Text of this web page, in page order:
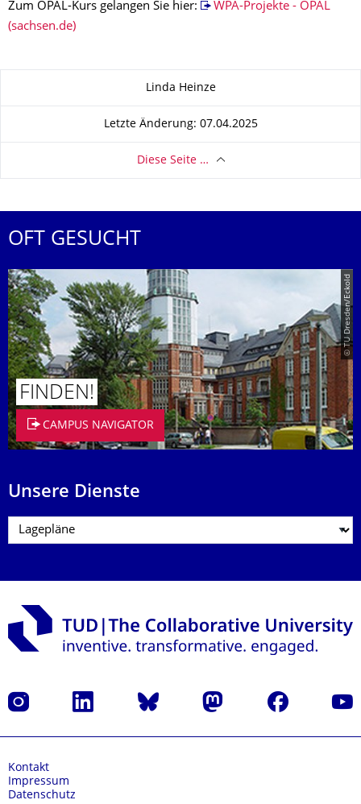
Zum OPAL-Kurs gelangen Sie hier:
WPA-Projekte - OPAL
(sachsen.de)
Linda Heinze
Letzte Änderung: 07.04.2025
Diese Seite …
OFT GESUCHT
© TU Dresden/Eckold
FINDEN!
CAMPUS NAVIGATOR
Unsere Dienste
Instagram LinkedIn Bluesky Mastodon Facebook
Kontakt
Impressum
Datenschutz